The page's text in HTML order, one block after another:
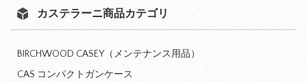
カステラーニ商品カテゴリ
BIRCHWOOD CASEY（メンテナンス用品）
CAS コンパクトガンケース